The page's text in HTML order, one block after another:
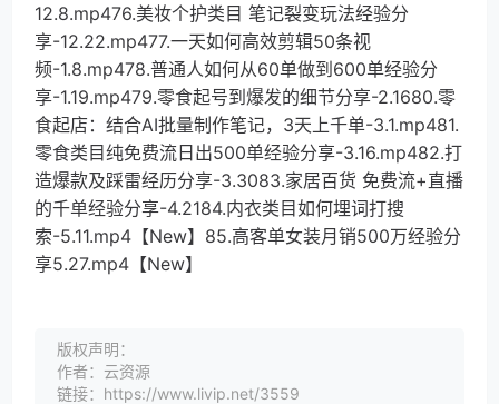
12.8.mp476.美妆个护类目 笔记裂变玩法经验分
享-12.22.mp477.一天如何高效剪辑50条视
频-1.8.mp478.普通人如何从60单做到600单经验分
享-1.19.mp479.零食起号到爆发的细节分享-2.1680.零
食起店：结合AI批量制作笔记，3天上千单-3.1.mp481.
零食类目纯免费流日出500单经验分享-3.16.mp482.打
造爆款及踩雷经历分享-3.3083.家居百货 免费流+直播
的千单经验分享-4.2184.内衣类目如何埋词打搜
索-5.11.mp4【New】85.高客单女装月销500万经验分
享5.27.mp4【New】
版权声明：
作者：云资源
链接：https://www.livip.net/3559